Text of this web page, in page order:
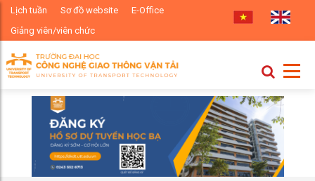
Lịch tuần Sơ đồ website
E-Office
Giảng viên/viên chức